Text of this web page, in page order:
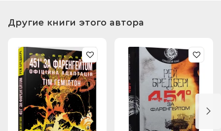
Другие книги этого автора